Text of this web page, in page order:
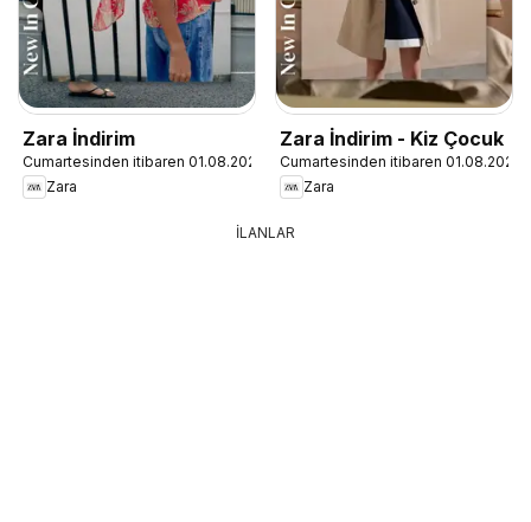
Zara İndirim
Cumartesinden itibaren 01.08.2026
Zara
Zara İndirim - Kiz Çocuk
Cumartesinden itibaren 01.08.2026
Zara
İLANLAR